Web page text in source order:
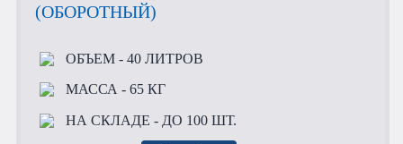
(ОБОРОТНЫЙ)
ОБЪЕМ- 40 ЛИТРОВ
МАССА- 65 КГ
НА СКЛАДЕ - ДО 100 ШТ.